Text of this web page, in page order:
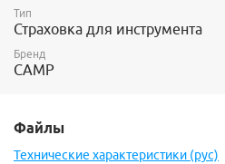
Тип
Страховка для инструмента
Бренд
CAMP
Файлы
Технические характеристики (рус)